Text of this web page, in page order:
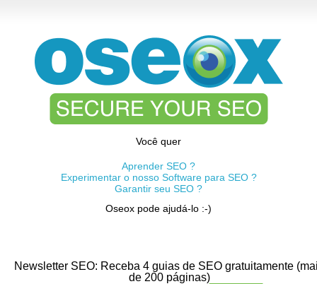
Você quer
Aprender SEO ?
Experimentar o nosso Software para SEO ?
Garantir seu SEO ?
Oseox pode ajudá-lo :-)
Newsletter SEO: Receba 4 guias de SEO gratuitamente
de 200 páginas)